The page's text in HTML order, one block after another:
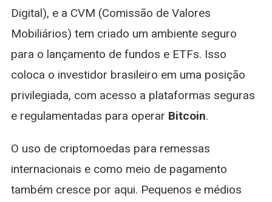
Digital), e a CVM (Comissão de Valores
Mobiliários) tem criado um ambiente seguro
para o lançamento de fundos e ETFs. Isso
coloca o investidor brasileiro em uma posição
privilegiada, com acesso a plataformas seguras
e regulamentadas para operar Bitcoin.
O uso de criptomoedas para remessas
internacionais e como meio de pagamento
também cresce por aqui. Pequenos e médios